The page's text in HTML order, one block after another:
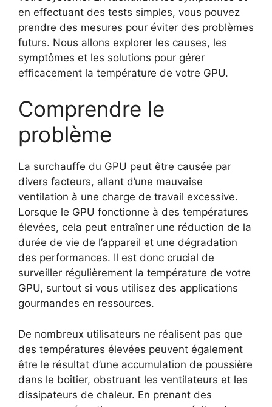
en effectuant des tests simples, vous pouvez
prendre des mesures pour éviter des problèmes
futurs. Nous allons explorer les causes, les
symptômes et les solutions pour gérer
efficacement la température de votre GPU.
Comprendre le
problème
La surchauffe du GPU peut être causée par
divers facteurs, allant d’une mauvaise
ventilation à une charge de travail excessive.
Lorsque le GPU fonctionne à des températures
élevées, cela peut entraîner une réduction de la
durée de vie de l’appareil et une dégradation
des performances. Il est donc crucial de
surveiller régulièrement la température de votre
GPU, surtout si vous utilisez des applications
gourmandes en ressources.
De nombreux utilisateurs ne réalisent pas que
des températures élevées peuvent également
être le résultat d’une accumulation de poussière
dans le boîtier, obstruant les ventilateurs et les
dissipateurs de chaleur. En prenant des